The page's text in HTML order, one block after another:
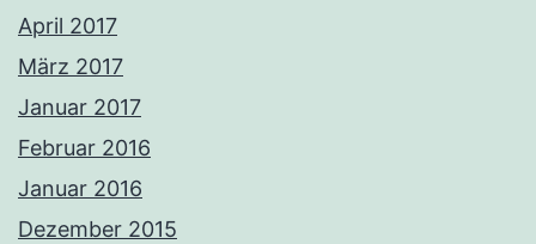
April 2017
März 2017
Januar 2017
Februar 2016
Januar 2016
Dezember 2015